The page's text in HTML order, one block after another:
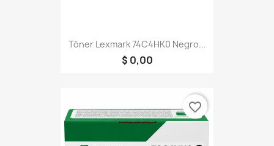
Tóner Lexmark 74C4HK0 Negro...
$ 0,00
favorite_border